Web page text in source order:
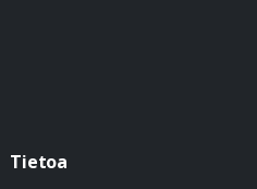
Tietoa